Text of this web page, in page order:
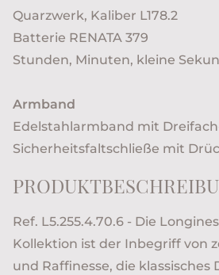
Quarzwerk, Kaliber L178.2
Batterie RENATA 379
Stunden, Minuten, kleine
Armband
Edelstahlarmband mit
Sicherheitsfaltschließe mit
Ref. L5.255.4.70.6 - Die
Kollektion ist der Inbegriff von
und Raffinesse, die klassisches